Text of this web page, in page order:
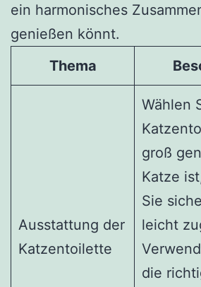
ein harmonisches
genießen könnt.
Thema
Ausstattung der
Katzentoilette
Wählen
groß
Katze
Sie
leicht
die